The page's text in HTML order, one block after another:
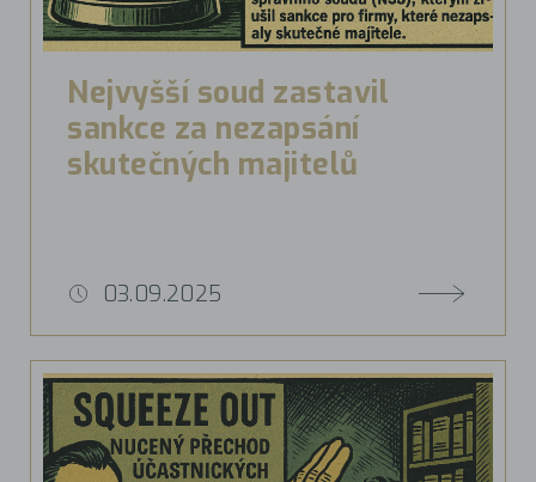
Nejvyšší soud zastavil
sankce za nezapsání
skutečných majitelů
03.09.2025